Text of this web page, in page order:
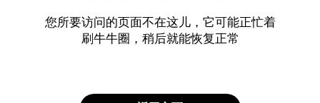
您所要访问的页面不在这儿，它可能正忙着
刷牛牛圈，稍后就能恢复正常